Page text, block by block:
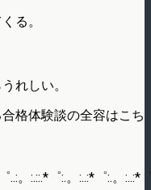
る。
れしい。
格体験談の全容はこち
..:。:.::.*゜:.。:..:*゜:.。:..:*